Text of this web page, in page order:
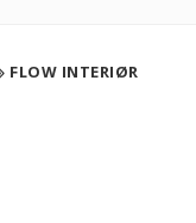
FLOW INTERIØR